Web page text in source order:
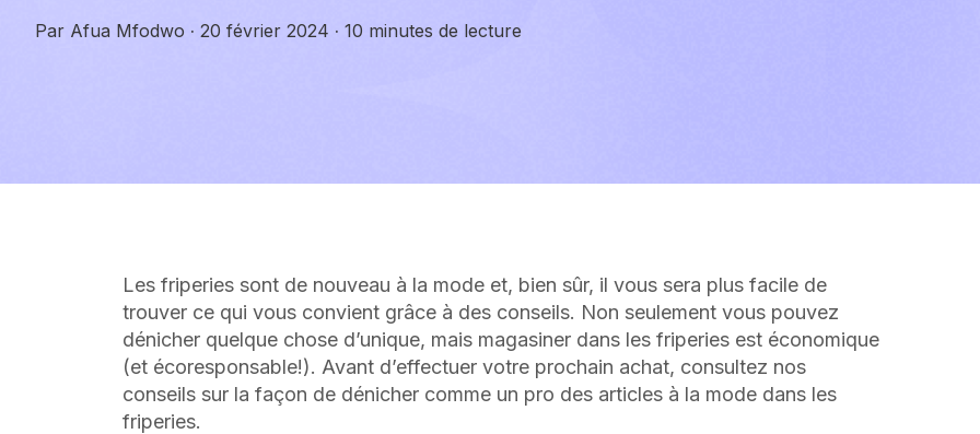
Par Afua Mfodwo · 20 février 2024 · 10 minutes de lecture
Les friperies sont de nouveau à la mode et, bien sûr, il vous sera plus facile de
trouver ce qui vous convient grâce à des conseils. Non seulement vous pouvez
dénicher quelque chose d’unique, mais magasiner dans les friperies est économique
(et écoresponsable!). Avant d’effectuer votre prochain achat, consultez nos
conseils sur la façon de dénicher comme un pro des articles à la mode dans les
friperies.